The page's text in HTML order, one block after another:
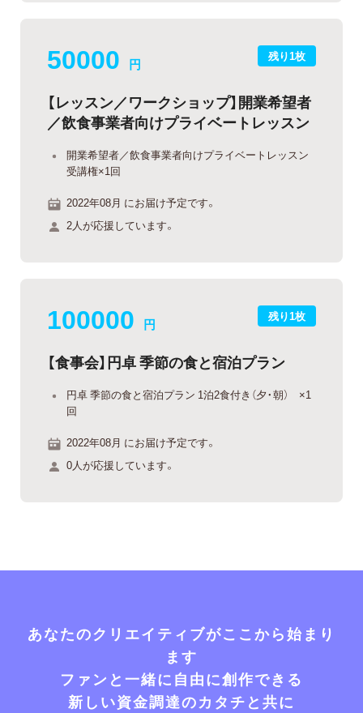
残り1枚
50000 円
【レッスン／ワークショップ】開業希望者
／飲食事業者向けプライベートレッスン
開業希望者／飲食事業者向けプライベートレッスン
受講権×1回
2022年08月 にお届け予定です。
2人が応援しています。
残り1枚
100000 円
【食事会】円卓 季節の食と宿泊プラン
円卓 季節の食と宿泊プラン 1泊2食付き（夕・朝） ×1
回
2022年08月 にお届け予定です。
0人が応援しています。
あなたのクリエイティブがここから始まり
ます
ファンと一緒に自由に創作できる
新しい資金調達のカタチと共に